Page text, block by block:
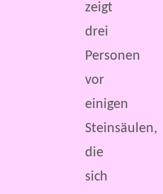
zeigt
drei
Personen
vor
einigen
Steinsäulen,
die
sich